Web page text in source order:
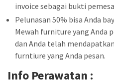
invoice sebagai bukti
Pelunasan 50% bisa Anda
Mewah furniture yang Anda
dan Anda telah
furntiure yang Anda pesan.
Info Perawatan :